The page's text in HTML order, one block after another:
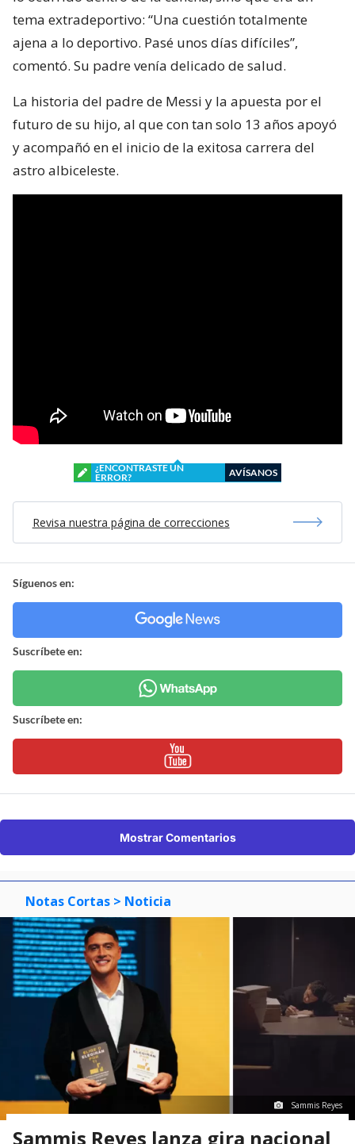
tema extradeportivo: “Una cuestión totalmente
ajena a lo deportivo. Pasé unos días difíciles”,
comentó. Su padre venía delicado de salud.
La historia del padre de Messi y la apuesta por el
futuro de su hijo, al que con tan solo 13 años apoyó
y acompañó en el inicio de la exitosa carrera del
astro albiceleste.
¿ENCONTRASTE UN
ERROR?
AVÍSANOS
Revisa nuestra página de correcciones
Síguenos en:
Suscríbete en:
Suscríbete en:
Mostrar Comentarios
Notas Cortas > Noticia
Sammis Reyes
Sammis Reyes lanza gira nacional